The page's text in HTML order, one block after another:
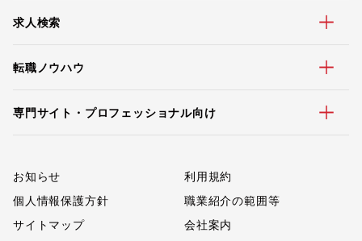
求人検索
転職ノウハウ
専門サイト・プロフェッショナル向け
お知らせ
利用規約
個人情報保護方針
職業紹介の範囲等
サイトマップ
会社案内